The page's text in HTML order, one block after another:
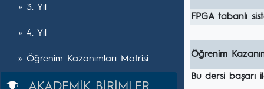
» 3. Yıl
» 4. Yıl
» Öğrenim Kazanımları Matrisi
FPGA tabanlı
Öğrenim
Bu dersi başarı